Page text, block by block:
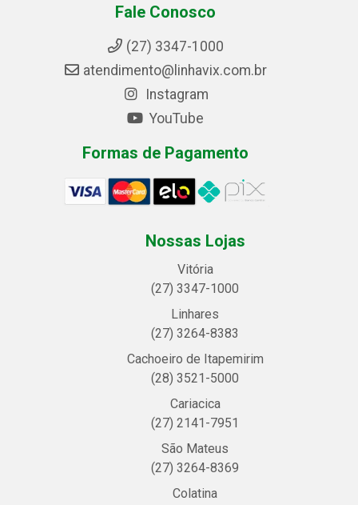
Fale Conosco
(27) 3347-1000
atendimento@linhavix.com.br
Instagram
YouTube
Formas de Pagamento
Nossas Lojas
Vitória
(27) 3347-1000
Linhares
(27) 3264-8383
Cachoeiro de Itapemirim
(28) 3521-5000
Cariacica
(27) 2141-7951
São Mateus
(27) 3264-8369
Colatina